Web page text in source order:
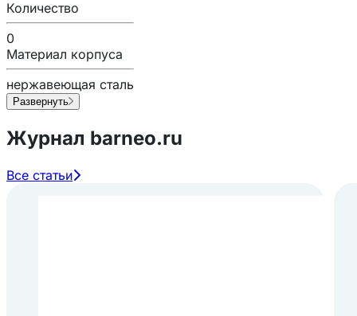
Количество
0
Материал корпуса
нержавеющая сталь
Развернуть
Журнал barneo.ru
Все статьи